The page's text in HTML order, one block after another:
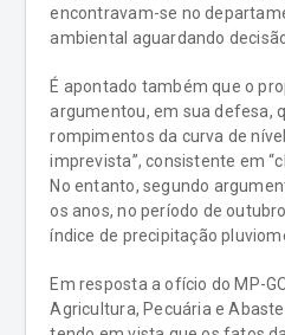
encontravam-se no
ambiental aguardando
É apontado também que o
argumentou, em sua defesa,
rompimentos da curva de
imprevista”, consistente em
No entanto, segundo
os anos, no período de
índice de precipitação
Em resposta a ofício do MP-
Agricultura, Pecuária e